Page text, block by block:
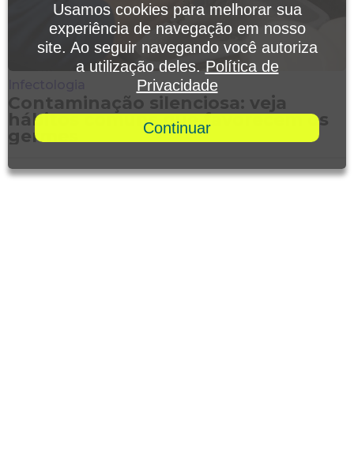
Contaminação silenciosa: veja
hábitos comuns que favorecem os
germes
Usamos cookies para melhorar sua
experiência de navegação em nosso
site. Ao seguir navegando você autoriza
a utilização deles. Política de
Privacidade
Continuar